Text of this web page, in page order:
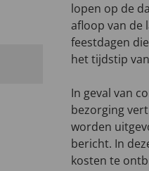
lopen op de
afloop van de
feestdagen
het tijdstip
In geval van
bezorging
worden
bericht. In
kosten te